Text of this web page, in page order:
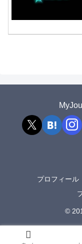
プロフィール
©